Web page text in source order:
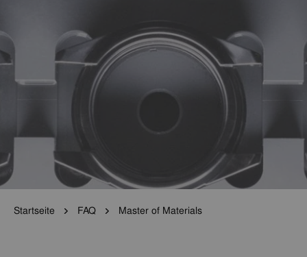
Startseite FAQ Master of Materials